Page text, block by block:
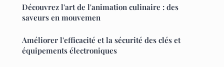
Découvrez l'art de l'animation culinaire : des
saveurs en mouvemen
Améliorer l'efficacité et la sécurité des clés et
équipements électroniques